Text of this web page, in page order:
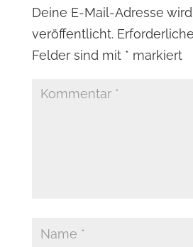
Deine E-Mail-Adresse
veröffentlicht. Erforderliche
Felder sind mit * markiert